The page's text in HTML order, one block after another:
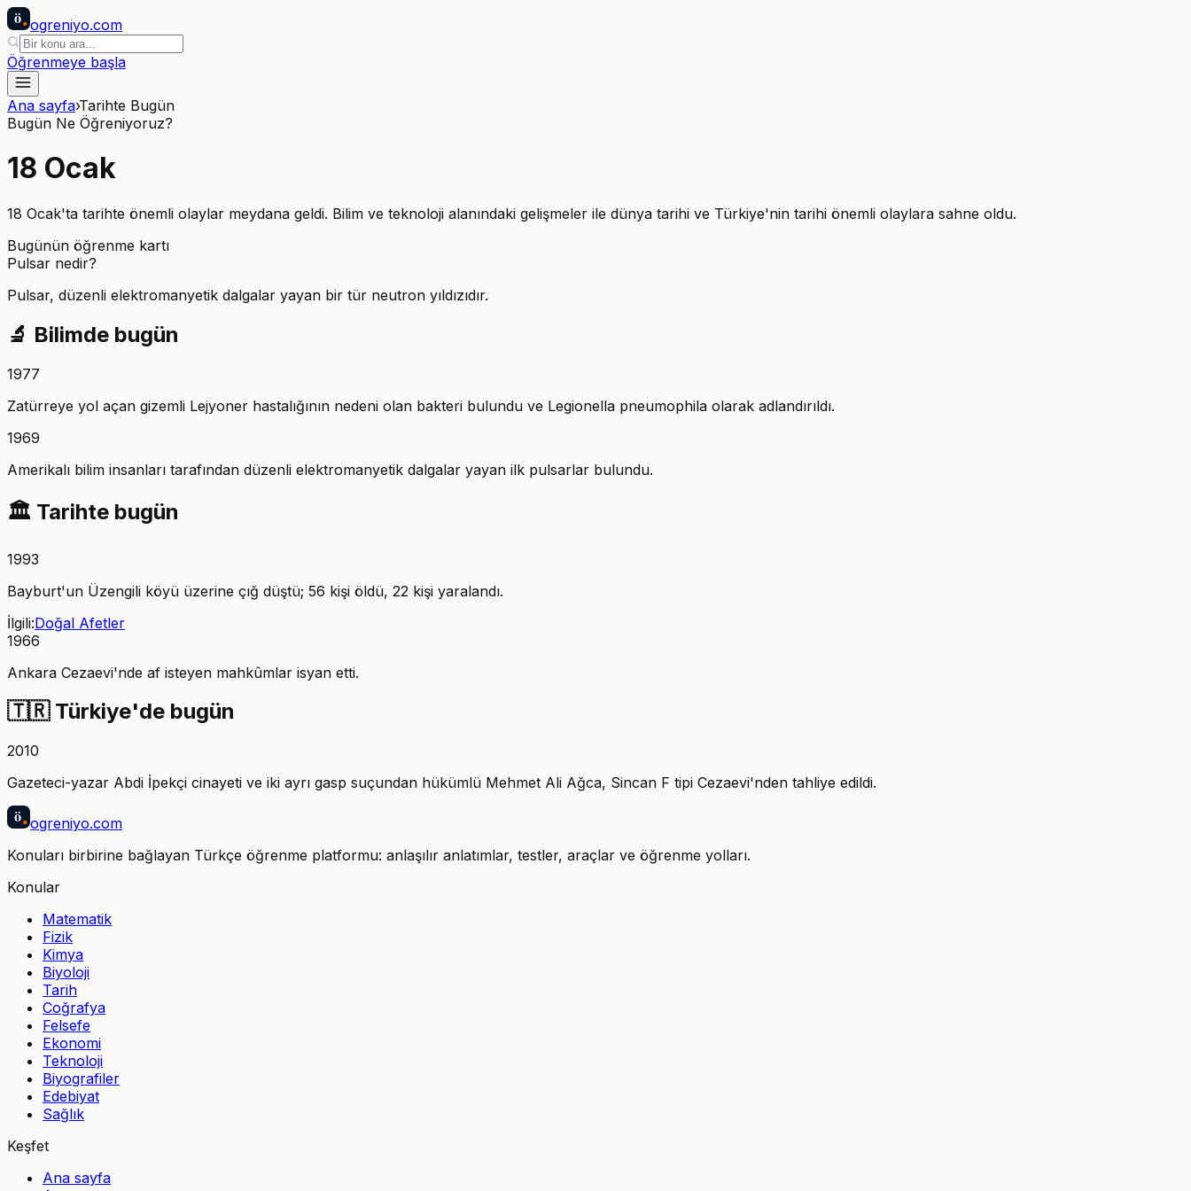
ö ogreniyo.com
Öğrenmeye başla
Ana sayfa›Tarihte Bugün
Bugün Ne Öğreniyoruz?
18 Ocak
18 Ocak'ta tarihte önemli olaylar meydana geldi. Bilim ve teknoloji alanındaki gelişmeler ile dünya tarihi ve Türkiye'nin tarihi önemli olaylara sahne oldu.
Bugünün öğrenme kartı
Pulsar nedir?
Pulsar, düzenli elektromanyetik dalgalar yayan bir tür neutron yıldızıdır.
🔬 Bilimde bugün
1977
Zatürreye yol açan gizemli Lejyoner hastalığının nedeni olan bakteri bulundu ve Legionella pneumophila olarak adlandırıldı.
1969
Amerikalı bilim insanları tarafından düzenli elektromanyetik dalgalar yayan ilk pulsarlar bulundu.
🏛️ Tarihte bugün
1993
Bayburt'un Üzengili köyü üzerine çığ düştü; 56 kişi öldü, 22 kişi yaralandı.
İlgili:Doğal Afetler
1966
Ankara Cezaevi'nde af isteyen mahkûmlar isyan etti.
🇹🇷 Türkiye'de bugün
2010
Gazeteci-yazar Abdi İpekçi cinayeti ve iki ayrı gasp suçundan hükümlü Mehmet Ali Ağca, Sincan F tipi Cezaevi'nden tahliye edildi.
ö ogreniyo.com
Konuları birbirine bağlayan Türkçe öğrenme platformu: anlaşılır anlatımlar, testler, araçlar ve öğrenme yolları.
Konular
Matematik
Fizik
Kimya
Biyoloji
Tarih
Coğrafya
Felsefe
Ekonomi
Teknoloji
Biyografiler
Edebiyat
Sağlık
Keşfet
Ana sayfa